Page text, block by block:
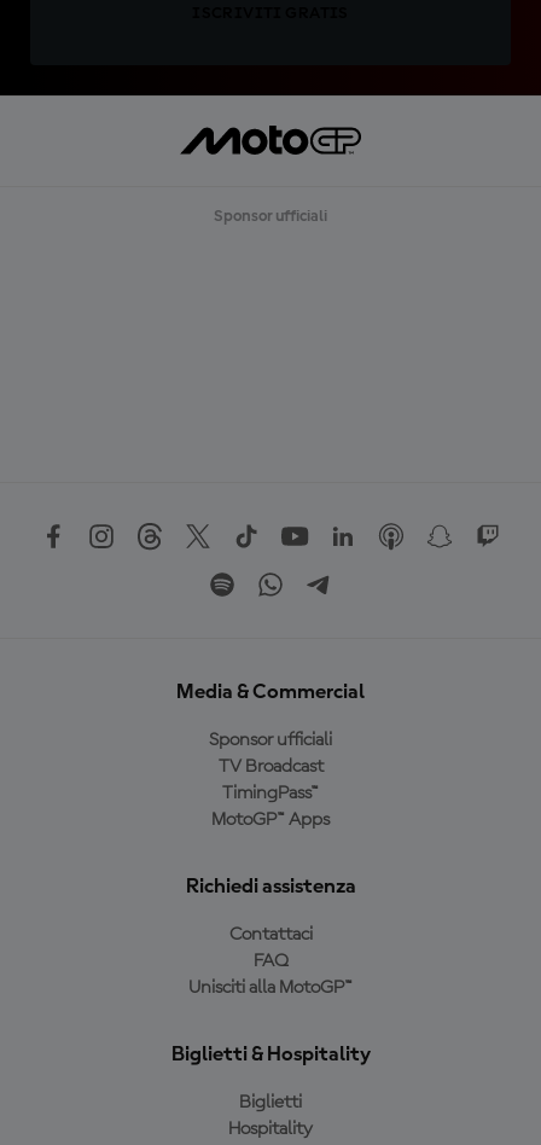
Sponsor ufficiali
Media & Commercial
Sponsor ufficiali
TV Broadcast
TimingPass™
MotoGP™ Apps
Richiedi assistenza
Contattaci
FAQ
Unisciti alla MotoGP™
Biglietti & Hospitality
Biglietti
Hospitality